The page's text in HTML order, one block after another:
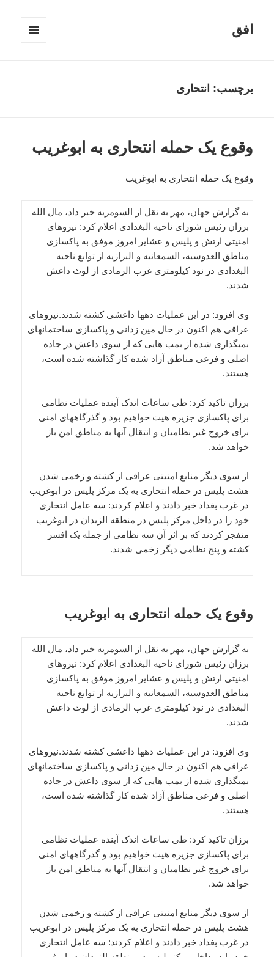
افق
برچسب: انتحاری
وقوع یک حمله انتحاری به ابوغریب
وقوع یک حمله انتحاری به ابوغریب
به گزارش جهان، مهر به نقل از السومریه خبر داد، مال الله
برزان رئیس شورای ناحیه البغدادی اعلام کرد: نیروهای
امنیتی ارتش و پلیس و عشایر امروز موفق به پاکسازی
مناطق العدوسیه، السمعانیه و البرازیه از توابع ناحیه
البغدادی در نود کیلومتری غرب الرمادی از لوث داعش
شدند.
وی افزود: در این عملیات دهها داعشی کشته شدند.نیروهای
عراقی هم اکنون در حال مین زدانی و پاکسازی ساختمانهای
بمبگذاری شده از بمب هایی که از سوی داعش در جاده
اصلی و فرعی مناطق آزاد شده کار گذاشته شده است،
هستند.
برزان تاکید کرد: طی ساعات اندک آینده عملیات نظامی
برای پاکسازی جزیره هیت خواهیم بود و گذرگاههای امنی
برای خروج غیر نظامیان و انتقال آنها به مناطق امن باز
خواهد شد.
از سوی دیگر منابع امنیتی عراقی از کشته و زخمی شدن
هشت پلیس در حمله انتحاری به یک مرکز پلیس در ابوغریب
در غرب بغداد خبر دادند و اعلام کردند: سه عامل انتحاری
خود را در داخل مرکز پلیس در منطقه الزیدان در ابوغریب
منفجر کردند که بر اثر آن سه نظامی از جمله یک افسر
کشته و پنج نظامی دیگر زخمی شدند.
وقوع یک حمله انتحاری به ابوغریب
به گزارش جهان، مهر به نقل از السومریه خبر داد، مال الله
برزان رئیس شورای ناحیه البغدادی اعلام کرد: نیروهای
امنیتی ارتش و پلیس و عشایر امروز موفق به پاکسازی
مناطق العدوسیه، السمعانیه و البرازیه از توابع ناحیه
البغدادی در نود کیلومتری غرب الرمادی از لوث داعش
شدند.
وی افزود: در این عملیات دهها داعشی کشته شدند.نیروهای
عراقی هم اکنون در حال مین زدانی و پاکسازی ساختمانهای
بمبگذاری شده از بمب هایی که از سوی داعش در جاده
اصلی و فرعی مناطق آزاد شده کار گذاشته شده است،
هستند.
برزان تاکید کرد: طی ساعات اندک آینده عملیات نظامی
برای پاکسازی جزیره هیت خواهیم بود و گذرگاههای امنی
برای خروج غیر نظامیان و انتقال آنها به مناطق امن باز
خواهد شد.
از سوی دیگر منابع امنیتی عراقی از کشته و زخمی شدن
هشت پلیس در حمله انتحاری به یک مرکز پلیس در ابوغریب
در غرب بغداد خبر دادند و اعلام کردند: سه عامل انتحاری